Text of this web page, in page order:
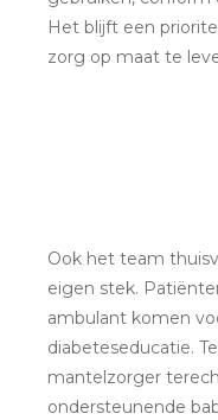
Het blijft een
zorg op maat te
Ook het team
eigen stek.
ambulant komen
diabeteseducatie.
mantelzorger
ondersteunende